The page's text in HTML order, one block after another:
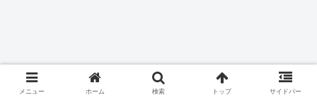
メニュー ホーム 検索 トップ サイドバー